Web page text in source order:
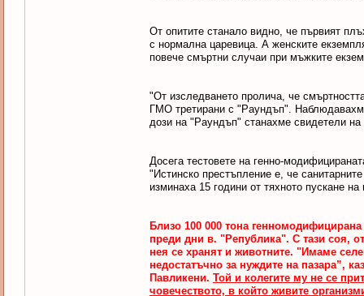
От опитите станало видно, че първият
с нормална царевица. А женските
повече смъртни случаи при мъжките
"От изследването пролича, че
ГМО третирани с "Раундъп".
дози на "Раундъп" станахме свидетели
Досега тестовете на генно-
"Истинско престъпление е, че
изминаха 15 години от тяхното пускане
Близо 100 000 тона
преди дни в. "Република". С тази соя,
нея се хранят и животните. "Имаме
недостатъчно за нуждите на пазара”,
Павликени. Той и колегите му не се
човечеството, в който живите